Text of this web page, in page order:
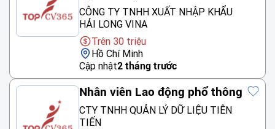
CÔNG TY TNHH XUẤT NHẬP KHẨU
HẢI LONG VINA
Trên 30 triệu
Hồ Chí Minh
Cập nhật2 tháng trước
Nhân viên Lao động phổ thông
CTY TNHH QUẢN LÝ DỮ LIỆU TIÊN
TIẾN